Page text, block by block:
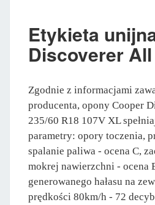
Etykieta
Discoverer
Zgodnie z informacjami
producenta, opony Cooper
235/60 R18 107V XL
parametry: opory toczenia,
spalanie paliwa - ocena C,
mokrej nawierzchni - ocena
generowanego hałasu na
prędkości 80km/h - 72